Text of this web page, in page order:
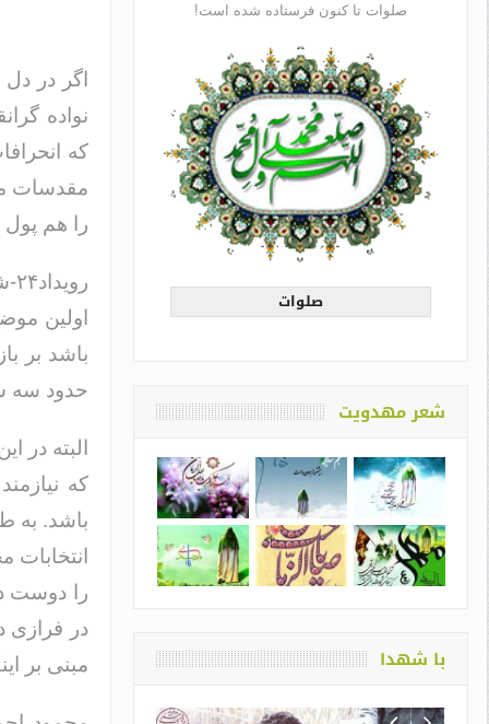
اگر در
نواده
که
مقدسات
را هم پول
اولین
باشد بر
حدود سه
البته
که
باشد. به
را دوست
در فرازی
مبنی بر
صلوات تا کنون فرستاده شده است!
صلوات
شعر مهدویت
با شهدا